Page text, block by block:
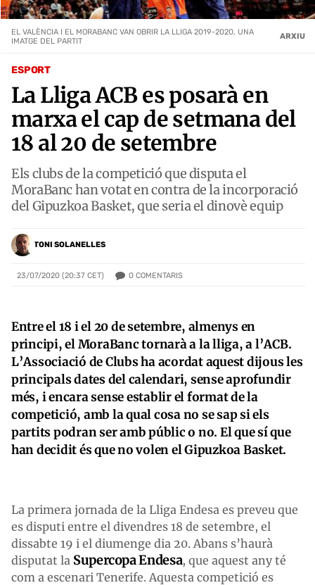
ESPORT
La Lliga ACB es posarà en
marxa el cap de setmana del
18 al 20 de setembre
Els clubs de la competició que disputa el
MoraBanc han votat en contra de la incorporació
del Gipuzkoa Basket, que seria el dinovè equip
TONI SOLANELLES
23/07/2020 (20:37 CET) 0 COMENTARIS
EL VALÈNCIA I EL MORABANC VAN OBRIR LA LLIGA 2019-2020, UNA
IMATGE DEL PARTIT
ARXIU
Entre el 18 i el 20 de setembre, almenys en
principi, el MoraBanc tornarà a la lliga, a l’ACB.
L’Associació de Clubs ha acordat aquest dijous les
principals dates del calendari, sense aprofundir
més, i encara sense establir el format de la
competició, amb la qual cosa no se sap si els
partits podran ser amb públic o no. El que sí que
han decidit és que no volen el Gipuzkoa Basket.
La primera jornada de la Lliga Endesa es preveu que
es disputi entre el divendres 18 de setembre, el
dissabte 19 i el diumenge dia 20. Abans s’haurà
disputat la Supercopa Endesa, que aquest any té
com a escenari Tenerife. Aquesta competició es